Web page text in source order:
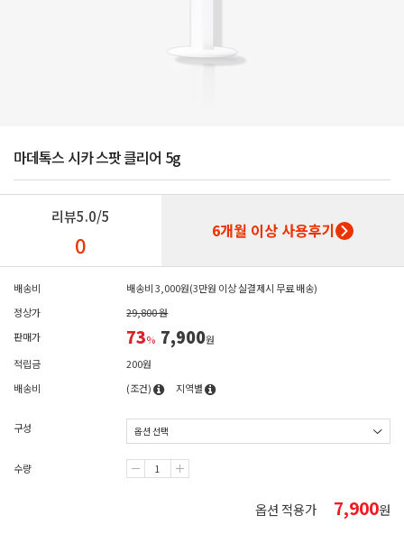
마데톡스 시카 스팟 클리어 5g
리뷰5.0/5
0 6개월 이상 사용후기
배송비
배송비 3,000원(3만원 이상 실결제시 무료 배송)
정상가
29,800 원
판매가
73% 7,900원
적립금
200원
배송비
(조건) 지역별
구성
수량
옵션 적용가 7,900원